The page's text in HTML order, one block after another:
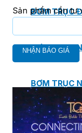
BƠM TRỤC
BƠM TRỤC
BƠM TRỤC
BƠM CHÌM
Sản phẩm cần tư